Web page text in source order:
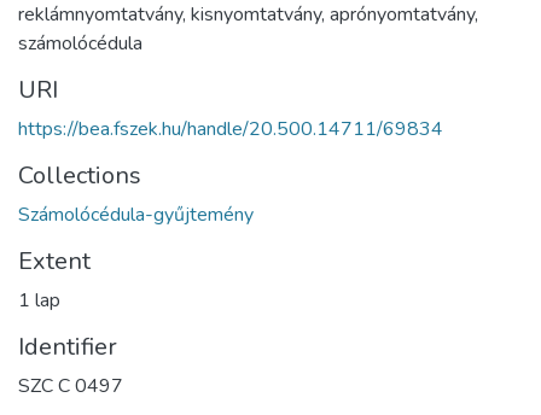
reklámnyomtatvány, kisnyomtatvány, aprónyomtatvány,
számolócédula
URI
https://bea.fszek.hu/handle/20.500.14711/69834
Collections
Számolócédula-gyűjtemény
Extent
1 lap
Identifier
SZC C 0497